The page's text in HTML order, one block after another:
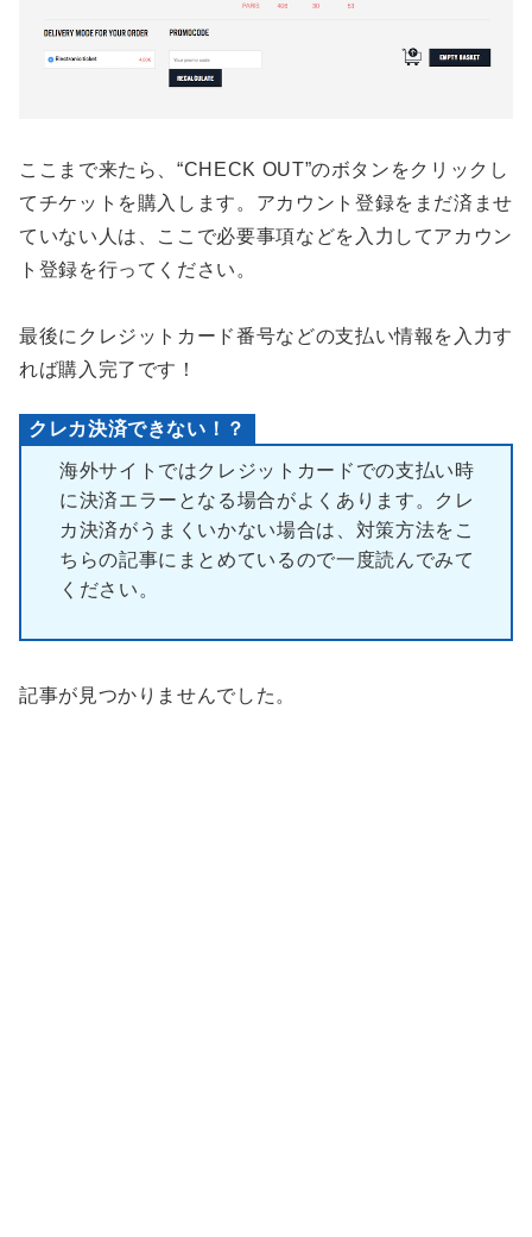
ここまで来たら、“CHECK OUT”のボタンをクリックし
てチケットを購入します。アカウント登録をまだ済ませ
ていない人は、ここで必要事項などを入力してアカウン
ト登録を行ってください。
最後にクレジットカード番号などの支払い情報を入力す
れば購入完了です！
クレカ決済できない！？
海外サイトではクレジットカードでの支払い時
に決済エラーとなる場合がよくあります。クレ
カ決済がうまくいかない場合は、対策方法をこ
ちらの記事にまとめているので一度読んでみて
ください。
記事が見つかりませんでした。